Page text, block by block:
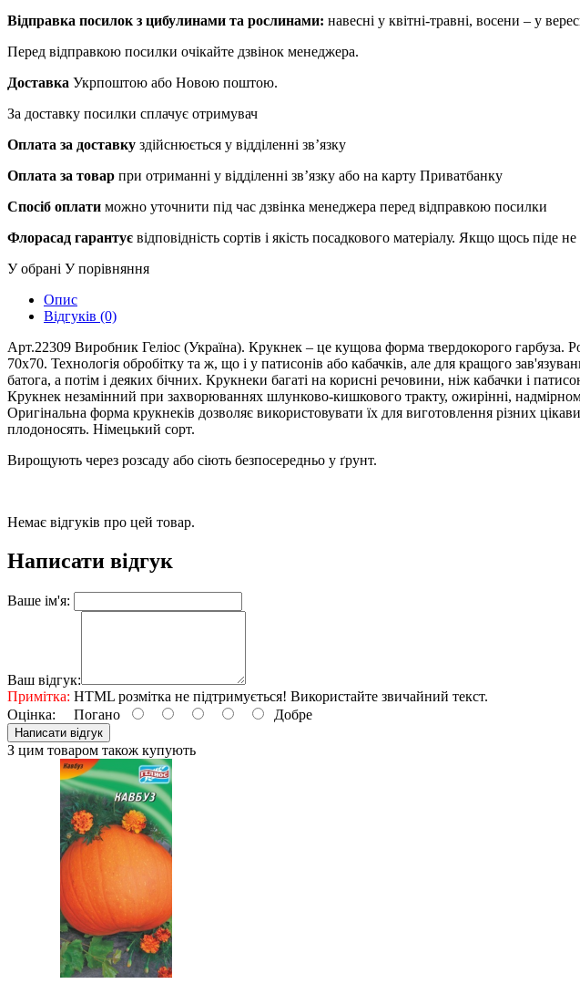
Відправка посилок з цибулинами та рослинами: навесні у квітні-травні, восени – у
Перед відправкою посилки очікайте дзвінок менеджера.
Доставка Укрпоштою або Новою поштою.
За доставку посилки сплачує отримувач
Оплата за доставку здійснюється у відділенні зв’язку
Оплата за товар при отриманні у відділенні зв’язку або на карту Приватбанку
Спосіб оплати можно уточнити під час дзвінка менеджера перед відправкою посилки
Флорасад гарантує відповідність сортів і якість посадкового матеріалу. Якщо щось
У обрані У порівняння
Опис
Відгуків (0)
Арт.22309 Виробник Геліос (Україна). Крукнек – це кущова форма твердокорого гарбуза.
70х70. Технологія обробітку та ж, що і у патисонів або кабачків, але для кращого
батога, а потім і деяких бічних. Крукнеки багаті на корисні речовини, ніж кабачки і
Крукнек незамінний при захворюваннях шлунково-кишкового тракту, ожирінні,
Оригінальна форма крукнеків дозволяє використовувати їх для виготовлення різних
плодоносять. Німецький сорт.
Вирощують через розсаду або сіють безпосередньо у ґрунт.
Немає відгуків про цей товар.
Написати відгук
Ваше ім'я:
Ваш відгук:
Примітка: HTML розмітка не підтримується! Використайте звичайний текст.
Оцінка: Погано Добре
Написати відгук
З цим товаром також купують